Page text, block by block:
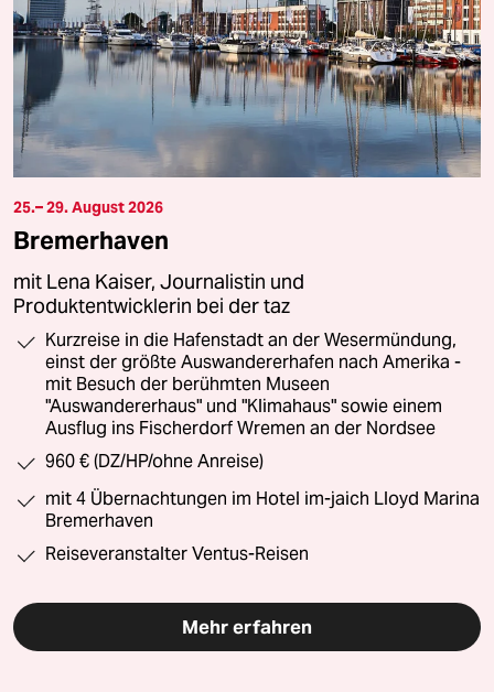
25.– 29. August 2026
Bremerhaven
mit Lena Kaiser, Journalistin und
Produktentwicklerin bei der taz
Kurzreise in die Hafenstadt an der Wesermündung,
einst der größte Auswandererhafen nach Amerika -
mit Besuch der berühmten Museen
"Auswandererhaus" und "Klimahaus" sowie einem
Ausflug ins Fischerdorf Wremen an der Nordsee
960 € (DZ/HP/ohne Anreise)
mit 4 Übernachtungen im Hotel im-jaich Lloyd Marina
Bremerhaven
Reiseveranstalter Ventus-Reisen
Mehr erfahren